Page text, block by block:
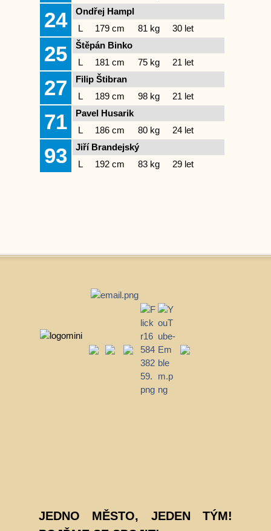
24
Ondřej Hampl
L
179 cm 81 kg 30 let
25
Štěpán Binko
L
181 cm 75 kg 21 let
27
Filip Štibran
L
189 cm 98 kg 21 let
71
Pavel Husarik
L
186 cm 80 kg 24 let
93
Jiří Brandejský
L
192 cm 83 kg 29 let
JEDNO MĚSTO, JEDEN TÝM!